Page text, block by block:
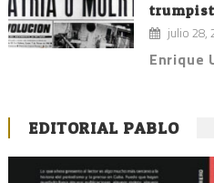
julio 28,
Enrique
EDITORIAL PABLO